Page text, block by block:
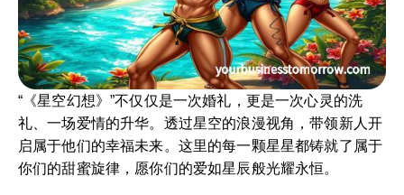
“《星空幻想》”不仅仅是一次婚礼，更是一次心灵的洗
礼、一场爱情的升华。透过星空的浪漫视角，带领新人开
启属于他们的幸福未来。这里的每一颗星星都铸就了属于
你们的甜蜜旋律，愿你们的爱如星辰般光耀永恒。